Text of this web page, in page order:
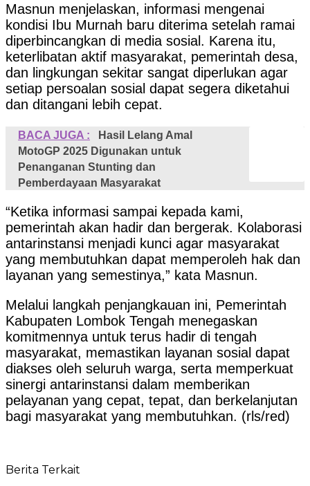
Masnun menjelaskan, informasi mengenai
kondisi Ibu Murnah baru diterima setelah ramai
diperbincangkan di media sosial. Karena itu,
keterlibatan aktif masyarakat, pemerintah desa,
dan lingkungan sekitar sangat diperlukan agar
setiap persoalan sosial dapat segera diketahui
dan ditangani lebih cepat.
BACA JUGA :
Hasil Lelang Amal
MotoGP 2025 Digunakan untuk
Penanganan Stunting dan
Pemberdayaan Masyarakat
“Ketika informasi sampai kepada kami,
pemerintah akan hadir dan bergerak. Kolaborasi
antarinstansi menjadi kunci agar masyarakat
yang membutuhkan dapat memperoleh hak dan
layanan yang semestinya,” kata Masnun.
Melalui langkah penjangkauan ini, Pemerintah
Kabupaten Lombok Tengah menegaskan
komitmennya untuk terus hadir di tengah
masyarakat, memastikan layanan sosial dapat
diakses oleh seluruh warga, serta memperkuat
sinergi antarinstansi dalam memberikan
pelayanan yang cepat, tepat, dan berkelanjutan
bagi masyarakat yang membutuhkan. (rls/red)
Berita Terkait